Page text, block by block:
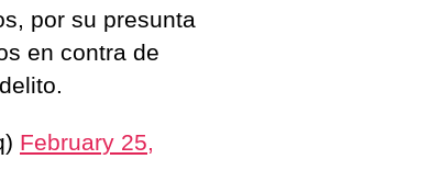
por su presunta
en contra de
February 25,